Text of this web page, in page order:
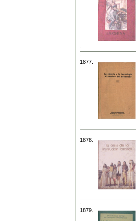
1877.
1878.
1879.